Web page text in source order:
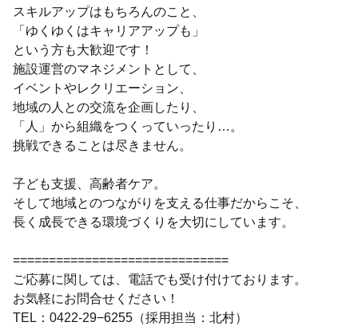
スキルアップはもちろんのこと、
「ゆくゆくはキャリアアップも」
という方も大歓迎です！
施設運営のマネジメントとして、
イベントやレクリエーション、
地域の人との交流を企画したり、
「人」から組織をつくっていったり…。
挑戦できることは尽きません。
子ども支援、高齢者ケア。
そして地域とのつながりを支える仕事だからこそ、
長く成長できる環境づくりを大切にしています。
==============================
ご応募に関しては、電話でも受け付けております。
お気軽にお問合せください！
TEL：0422-29−6255（採用担当：北村）